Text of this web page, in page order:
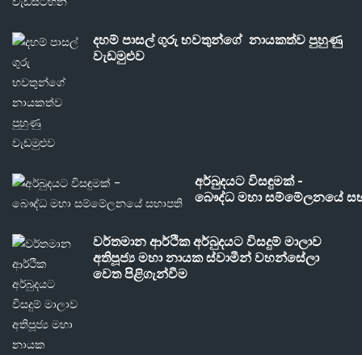
දහම් පාසල් ගුරු භවතුන්ගේ නායකත්ව පුහුණු
වැඩමුළුව
අර්බුදයට විසඳුමක් -
බෞද්ධ මහා සම්මේලනයේ
වර්තමාන ආර්ථික අර්බුදයට විසදුම් මාලාව
අතිපූජ්‍ය මහා නායක ස්වාමීන් වහන්සේලා
වෙත පිළිගැන්වීම